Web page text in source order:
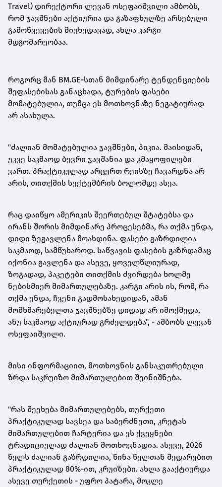
Travel) დირექტორი ლევან ოსეფაიშვილი ამბობს,
რომ ჯავშნები აქტიურია და გაზაფხულზე არსებული
გამოწვევების მიუხედავად, ახლა კარგი
მდგომარეობაა.
როგორც მან BM.GE-სთან მიმდინარე ტენდენციების
შეფასებისას განაცხადა, ტურების ფასები
მომატებულია, თუმცა ეს მოთხოვნაზე ნეგატიურად
არ ასახულა.
"ძალიან მომატებულია ჯავშნები, პიკია. მაისიდან,
უკვე საკმაოდ ბევრი ჯავშანია და კმაყოფილები
ვართ. პრაქტიკულად არცერთ რეისზე ჩავარდნა არ
არის, თითქმის სექტემბრის ბოლომდე ასეა.
რაც დაიწყო ამერიკის შეერთებულ შტატებსა და
ირანს შორის მიმდინარე პროცესებმა, რა თქმა უნდა,
დიდი ზეგავლენა მოახდინა. ფასები გაზრდილია
საკმაოდ, სამწუხაროდ. საწვავის ფასების გაზრდამაც
იქონია გავლენა და ასევე, ყოველწლიურად,
ზოგადად, პაკეტები თითქმის ძვირდება ხოლმე
ნებისმიერ მიმართულებაზე. კარგი არის ის, რომ, რა
თქმა უნდა, ჩვენი გადმოსახედიდან, ამან
მომხმარებელთა ჯავშნებზე დიდად არ იმოქმედა,
ანუ საკმაოდ აქტიურად გრძელდება", - ამბობს ლევან
ოსეფაიშვილი.
მისი ინფორმაციით, მოთხოვნის განსაკუთრებული
ზრდა საკრუიზო მიმართულებით შეინიშნება.
"რას შეეხება მიმართულებებს, თურქეთი
პრაქტიკულად სავსეა და საბერძნეთი, კრეტას
მიმართულებით ჩარტერია და ეს ქვეყნები
ტრადიციულად ძალიან მოთხოვნადია. ასევე, 2026
წელს ძალიან გაზრდილია, წინა წელთან შედარებით
პრაქტიკულად 80%-ით, კრუიზები. ახლა გააქტიურდა
ასევე თურქეთის - უფრო პატარა, მოკლე